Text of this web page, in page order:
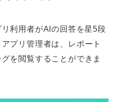
リ利用者がAIの回答を星5段
プリ管理者は、レポート
を閲覧することができま